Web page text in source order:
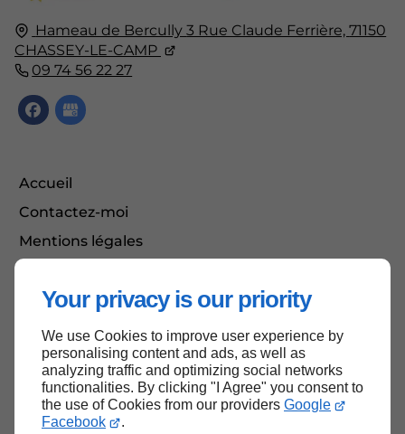
Your privacy is our priority
We use Cookies to improve user experience by
personalising content and ads, as well as
analyzing traffic and optimizing social networks
functionalities. By clicking "I Agree" you consent to
the use of Cookies from our providers Google
Facebook
.
Hameau de Bercully3 Rue Claude Ferrière,71150
CHASSEY-LE-CAMP
09 74 56 22 27
Accueil
Contactez-moi
Mentions légales
Haut de page